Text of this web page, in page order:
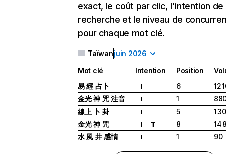
exact, le coût par clic, l'intention de
recherche et le niveau de
pour chaque mot clé.
Taïwanjuin 2026
Mot clé Intention Position
易 經 占卜
I 6
12
金光 神 咒 注音
I 1
線上 卜 卦
I 5
1
金光 神 咒
I T 8
14
水 風 井 感情
I 1 90